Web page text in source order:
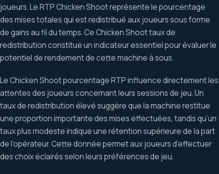
joueurs. Le RTP Chicken Shoot représente le pourcentage
des mises totales qui est redistribué aux joueurs sous forme
de gains au fil du temps. Ce Chicken Shoot taux de
redistribution constitue un indicateur essentiel pour évaluer le
potentiel de rendement de cette machine à sous.
Le Chicken Shoot pourcentage RTP influence directement les
attentes des joueurs concernant leurs sessions de jeu. Un
taux de redistribution élevé suggère que la machine restitue
une proportion importante des mises effectuées, tandis qu’un
taux plus modeste indique une rétention supérieure de la part
de l’opérateur. Cette donnée permet aux joueurs d’effectuer
des choix éclairés selon leurs préférences de jeu.